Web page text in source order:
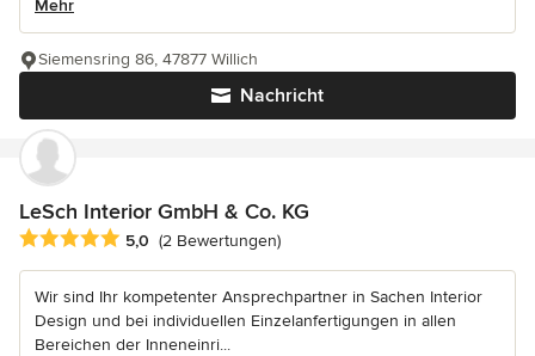
Mehr
Nachricht
Siemensring 86, 47877 Willich
LeSch Interior GmbH & Co. KG
Durchschnittliche Bewertung: 5 von 5 Sternen
5,0 (2 Bewertungen)
Wir sind Ihr kompetenter Ansprechpartner in Sachen Interior
Design und bei individuellen Einzelanfertigungen in allen
Bereichen der Inneneinri...